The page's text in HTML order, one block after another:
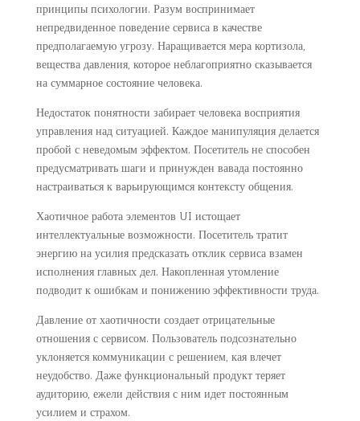
принципы психологии. Разум воспринимает
непредвиденное поведение сервиса в качестве
предполагаемую угрозу. Наращивается мера кортизола,
вещества давления, которое неблагоприятно сказывается
на суммарное состояние человека.
Недостаток понятности забирает человека восприятия
управления над ситуацией. Каждое манипуляция делается
пробой с неведомым эффектом. Посетитель не способен
предусматривать шаги и принужден вавада постоянно
настраиваться к варьирующимся контексту общения.
Хаотичное работа элементов UI истощает
интеллектуальные возможности. Посетитель тратит
энергию на усилия предсказать отклик сервиса взамен
исполнения главных дел. Накопленная утомление
подводит к ошибкам и понижению эффективности труда.
Давление от хаотичности создает отрицательные
отношения с сервисом. Пользователь подсознательно
уклоняется коммуникации с решением, кая влечет
неудобство. Даже функциональный продукт теряет
аудиторию, ежели действия с ним идет постоянным
усилием и страхом.